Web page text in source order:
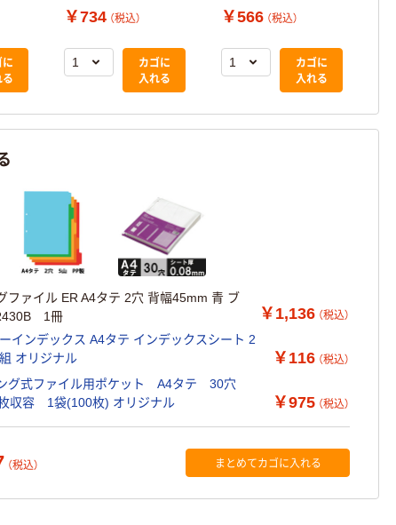
リ
ト A4タテ 30穴
容 1袋(100枚) オリ
ジナル
￥734 （税込）
カゴに
入れる
ト A4タテ 30穴
厚口 1袋（50枚入）
オリジナル
￥566 （税込）
カゴに
入れる
ファイル ER A4タテ 2穴 背幅45mm 青 ブ
1冊
￥1,136 （税込）
インデックス A4タテ インデックスシート 2
オリジナル
￥116 （税込）
グ式ファイル用ポケット A4タテ 30穴
収容 1袋(100枚) オリジナル
￥975 （税込）
（税込） まとめてカゴに入れる